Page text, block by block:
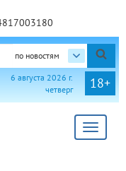
по новостям
18+
6 августа 2026 г.
четверг
Toggle